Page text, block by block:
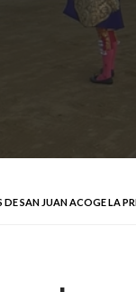
DE SAN JUAN ACOGE LA